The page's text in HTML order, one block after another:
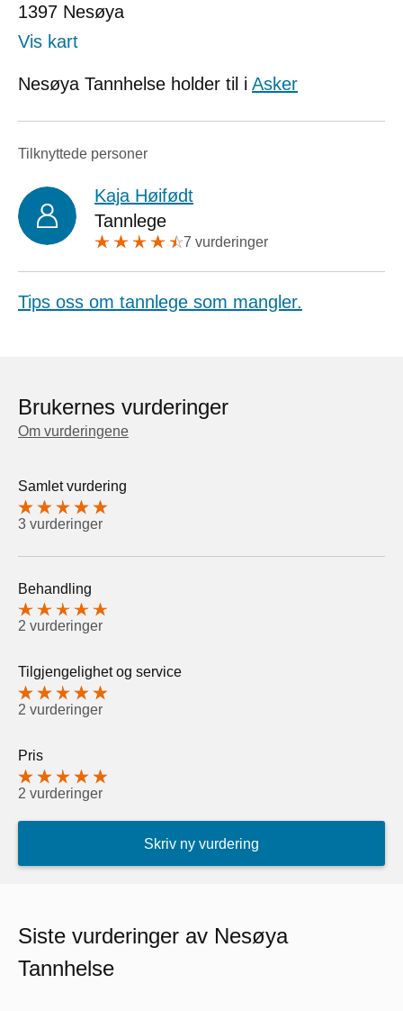
1397 Nesøya
Vis kart
Nesøya Tannhelse holder til i Asker
Tilknyttede personer
Kaja Høifødt
Tannlege
7 vurderinger
Tips oss om tannlege som mangler.
Brukernes vurderinger
Om vurderingene
Samlet vurdering
3 vurderinger
Behandling
2 vurderinger
Tilgjengelighet og service
2 vurderinger
Pris
2 vurderinger
Skriv ny vurdering
Siste vurderinger av Nesøya
Tannhelse